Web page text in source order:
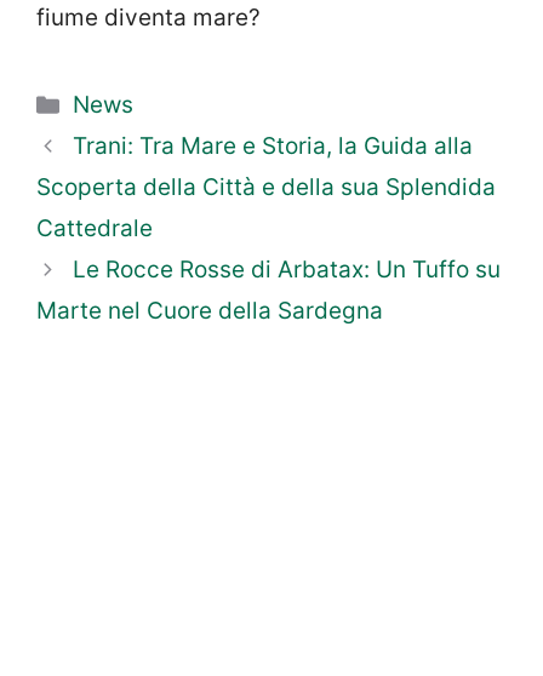
fiume diventa mare?
Categorie
News
Trani: Tra Mare e Storia, la Guida alla
Scoperta della Città e della sua Splendida
Cattedrale
Le Rocce Rosse di Arbatax: Un Tuffo su
Marte nel Cuore della Sardegna